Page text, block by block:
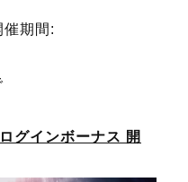
期間:
グインボーナス 開